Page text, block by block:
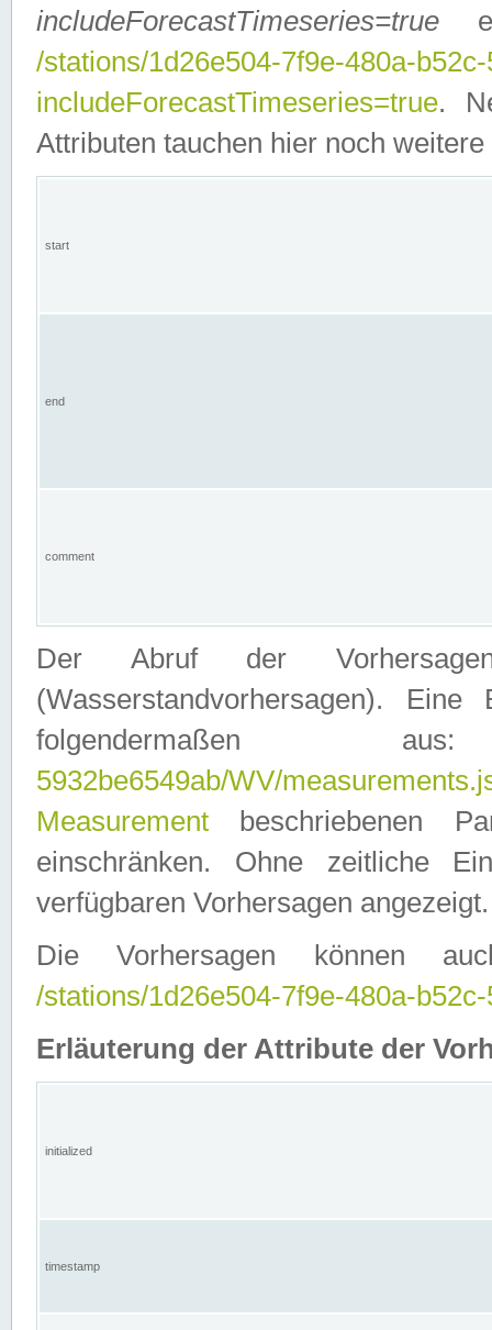
includeForecastTimeseries=true
/stations/1d26e504-7f9e-480a-
includeForecastTimeseries=true.
Attributen tauchen hier noch weitere
start
end
comment
Der Abruf der
(Wasserstandvorhersagen).
folgendermaßen
5932be6549ab/WV/
Measurement beschriebenen
einschränken. Ohne zeitliche
verfügbaren Vorhersagen angezeigt.
Die Vorhersagen können
/stations/1d26e504-7f9e-480a-
Erläuterung der Attribute der
initialized
timestamp